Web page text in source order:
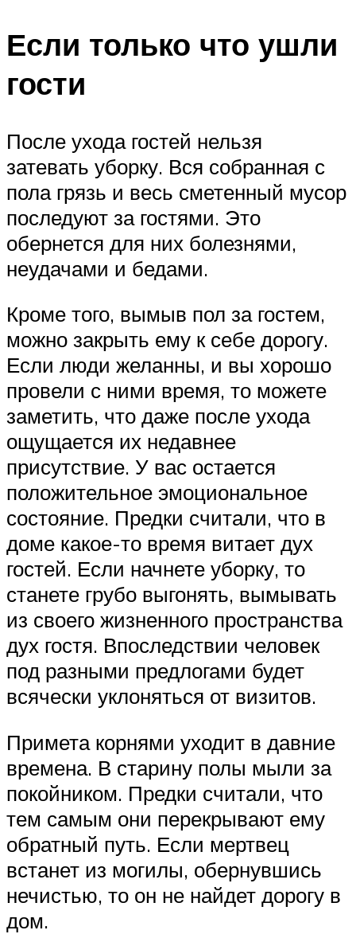
Если только что ушли
гости
После ухода гостей нельзя
затевать уборку. Вся собранная с
пола грязь и весь сметенный мусор
последуют за гостями. Это
обернется для них болезнями,
неудачами и бедами.
Кроме того, вымыв пол за гостем,
можно закрыть ему к себе дорогу.
Если люди желанны, и вы хорошо
провели с ними время, то можете
заметить, что даже после ухода
ощущается их недавнее
присутствие. У вас остается
положительное эмоциональное
состояние. Предки считали, что в
доме какое-то время витает дух
гостей. Если начнете уборку, то
станете грубо выгонять, вымывать
из своего жизненного пространства
дух гостя. Впоследствии человек
под разными предлогами будет
всячески уклоняться от визитов.
Примета корнями уходит в давние
времена. В старину полы мыли за
покойником. Предки считали, что
тем самым они перекрывают ему
обратный путь. Если мертвец
встанет из могилы, обернувшись
нечистью, то он не найдет дорогу в
дом.